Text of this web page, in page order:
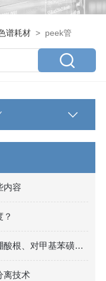
谱耗材 > peek管
内容
离子色谱同时测定药物中的四氟硼酸根、对甲基苯磺酸、硫酸根、1,4-丁二磺酸
离技术